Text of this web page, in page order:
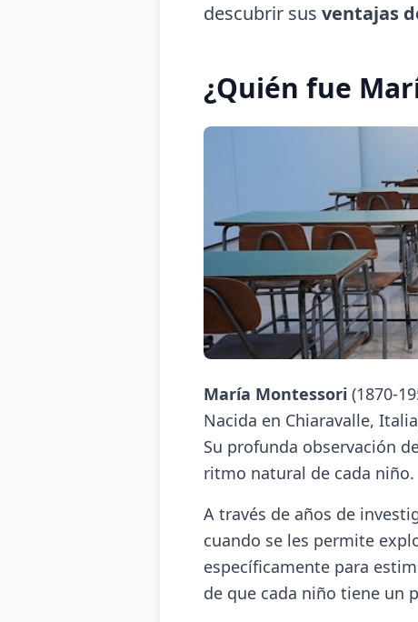
descubrir sus ventajas
¿Quién fue
María Montessori (1870-
Nacida en Chiaravalle,
Su profunda observación
ritmo natural de cada niño.
A través de años de
cuando se les permite
específicamente para
de que cada niño tiene un